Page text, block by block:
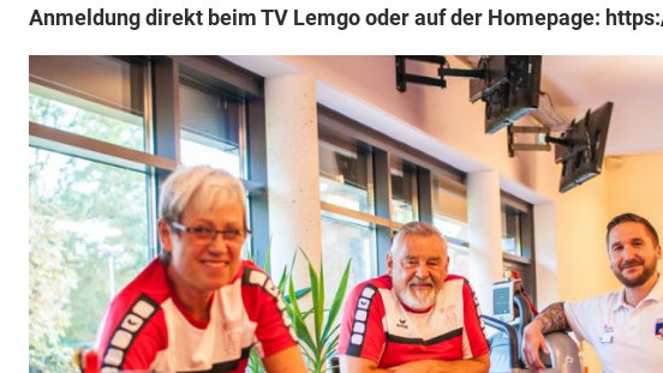
Anmeldung direkt beim TV Lemgo oder auf der Homepage: